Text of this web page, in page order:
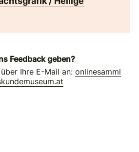
Feedback geben?
Ihre E-Mail an:onlinesamml